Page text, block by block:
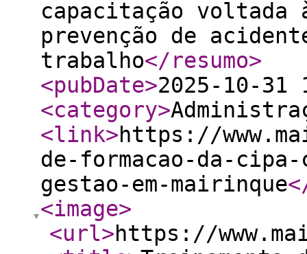
capacitação voltada
prevenção de
trabalho</resumo>
<pubDate>2025-10-31
<category>
<link>https://
de-formacao-da-cipa-
gestao-em-mairinque
<image>
<url>https://